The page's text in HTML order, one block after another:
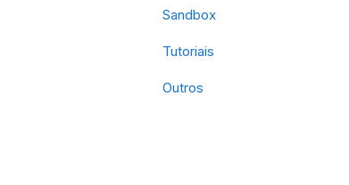
Sandbox
Tutoriais
Outros